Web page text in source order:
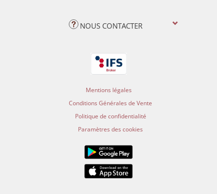
NOUS CONTACTER
Mentions légales
Conditions Générales de Vente
Politique de confidentialité
Paramètres des cookies